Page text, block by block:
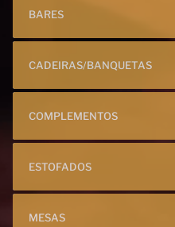
BARES
CADEIRAS/BANQUETAS
COMPLEMENTOS
ESTOFADOS
MESAS